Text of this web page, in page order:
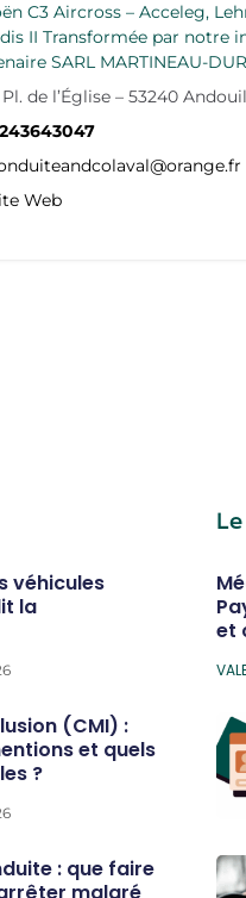
C3 Aircross – Acceleg,
II Transformée par notre
SARL MARTINEAU-
de l’Église– 53240
@orange.fr
Web
véhicules
la
(CMI) :
et quels
?
: que faire
malgré
et